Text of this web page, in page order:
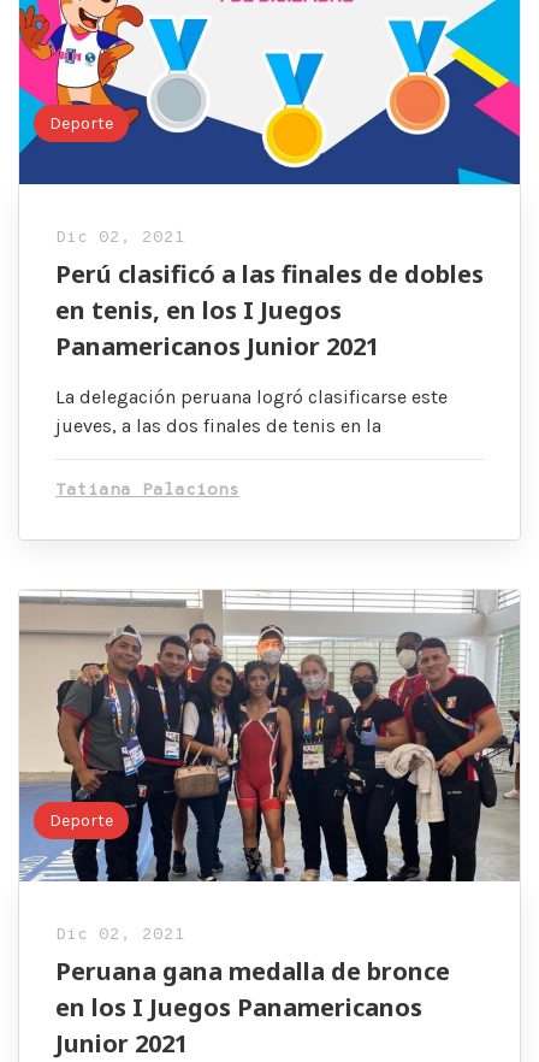
Deporte
Dic 02, 2021
Perú clasificó a las finales de dobles
en tenis, en los I Juegos
Panamericanos Junior 2021
La delegación peruana logró clasificarse este
jueves, a las dos finales de tenis en la
Tatiana Palacions
Deporte
Dic 02, 2021
Peruana gana medalla de bronce
en los I Juegos Panamericanos
Junior 2021